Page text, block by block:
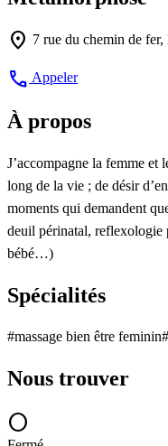
location_on 7 rue du chemin de
call Appeler
À propos
J’accompagne la femme et
long de la vie ; de désir
moments qui demandent
deuil périnatal, reflexologie
bébé…)
Spécialités
#massage bien être feminin
Nous trouver
circle